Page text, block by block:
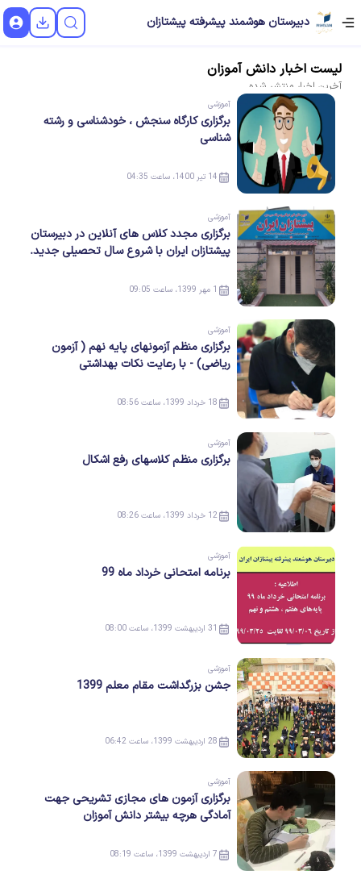
دبیرستان هوشمند پیشرفته پیشتازان
لیست اخبار دانش آموزان
آخرین اخبار منتشر شده
آموزشی
برگزاری کارگاه سنجش ، خودشناسی و رشته
شناسی
14 تیر 1400، ساعت 04:35
آموزشی
برگزاری مجدد کلاس های آنلاین در دبیرستان
پیشتازان ایران با شروع سال تحصیلی جدید.
1 مهر 1399، ساعت 09:05
آموزشی
برگزاری منظم آزمونهای پایه نهم ( آزمون
ریاضی) - با رعایت نکات بهداشتی
18 خرداد 1399، ساعت 08:56
آموزشی
برگزاری منظم کلاسهای رفع اشکال
12 خرداد 1399، ساعت 08:26
آموزشی
برنامه امتحانی خرداد ماه 99
31 اردیبهشت 1399، ساعت 08:00
آموزشی
جشن بزرگداشت مقام معلم 1399
28 اردیبهشت 1399، ساعت 06:42
آموزشی
برگزاری آزمون های مجازی تشریحی جهت
آمادگی هرچه بیشتر دانش آموزان
7 اردیبهشت 1399، ساعت 08:19